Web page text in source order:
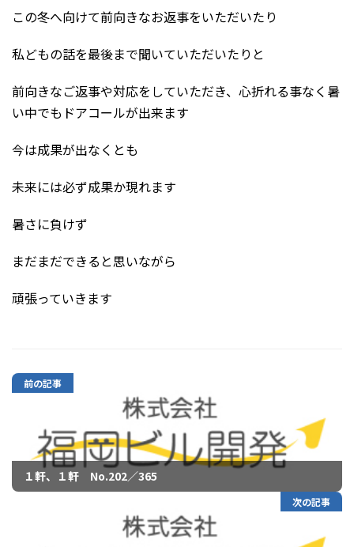
この冬へ向けて前向きなお返事をいただいたり
私どもの話を最後まで聞いていただいたりと
前向きなご返事や対応をしていただき、心折れる事なく暑
い中でもドアコールが出来ます
今は成果が出なくとも
未来には必ず成果か現れます
暑さに負けず
まだまだできると思いながら
頑張っていきます
前の記事
１軒、１軒 No.202／365
次の記事